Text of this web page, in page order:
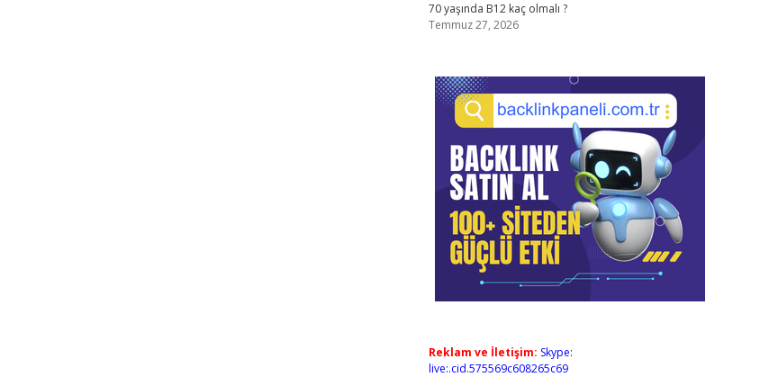
70 yaşında B12 kaç olmalı ?
Temmuz 27, 2026
Reklam ve İletişim: Skype:
live:.cid.575569c608265c69